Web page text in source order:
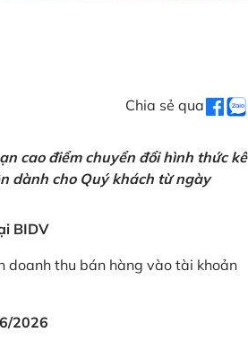
Chia sẻ qua
cao điểm chuyển đổi hình thức kê
dành cho Quý khách từ ngày
BIDV
doanh thu bán hàng vào tài khoản
2026